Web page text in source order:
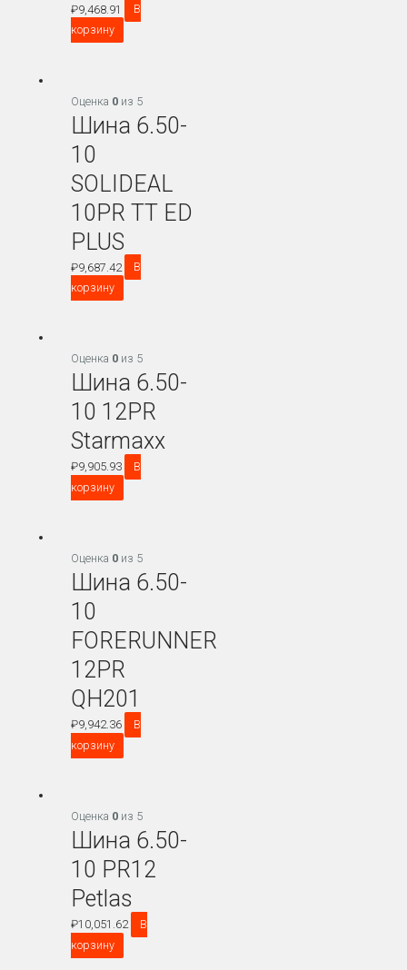
₽9,468.91
В
корзину
Оценка 0 из 5
Шина 6.50-
10
SOLIDEAL
10PR TT ED
PLUS
₽9,687.42
В
корзину
Оценка 0 из 5
Шина 6.50-
10 12PR
Starmaxx
₽9,905.93
В
корзину
Оценка 0 из 5
Шина 6.50-
10
FORERUNNER
12PR
QH201
₽9,942.36
В
корзину
Оценка 0 из 5
Шина 6.50-
10 PR12
Petlas
₽10,051.62
В
корзину